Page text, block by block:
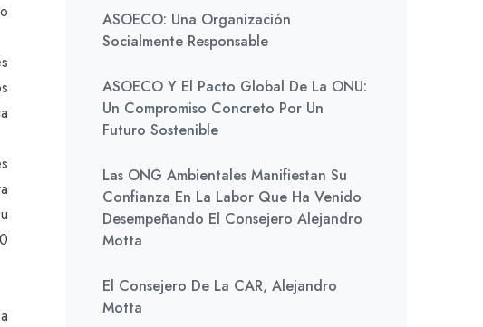
ASOECO: Una Organización
Socialmente Responsable
ASOECO Y El Pacto Global De La ONU:
Un Compromiso Concreto Por Un
Futuro Sostenible
Las ONG Ambientales Manifiestan Su
Confianza En La Labor Que Ha Venido
Desempeñando El Consejero Alejandro
Motta
El Consejero De La CAR, Alejandro
Motta